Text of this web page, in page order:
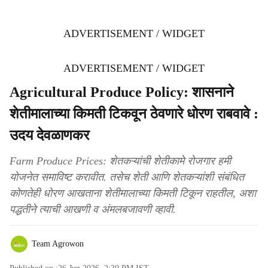
ADVERTISEMENT / WIDGET
ADVERTISEMENT / WIDGET
Agricultural Produce Policy: शासनाने
शेतीमालाच्या किमती टिकवून ठेवणारे धोरण राबवावे :
उदय देवळाणकर
Farm Produce Prices: शेतकऱ्यांची शेतीकामे रोजगार हमी
योजनेत समाविष्ट करावीत. तसेच शेती आणि शेतकऱ्यांशी संबंधित
कोणतेही धोरण आखताना शेतीमालाच्या किमती टिकून राहतील, अशा
पद्धतीने त्याची आखणी व अंमलबजावणी व्हावी.
Team Agrowon